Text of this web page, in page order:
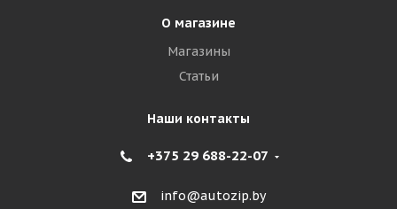
О магазине
Магазины
Статьи
Наши контакты
+375 29 688-22-07
info@autozip.by